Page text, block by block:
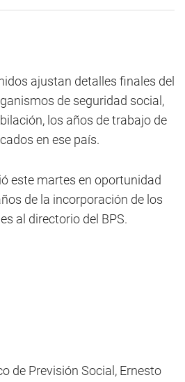
ajustan detalles finales del
de seguridad social,
los años de trabajo de
en ese país.
este martes en oportunidad
de la incorporación de los
al directorio del BPS.
de Previsión Social, Ernesto